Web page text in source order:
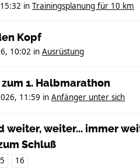
in Trainingsplanung für 10 km
Kopf
10:02 in Ausrüstung
1. Halbmarathon
11:59 in Anfänger unter sich
weiter, weiter... immer
Schluß
16